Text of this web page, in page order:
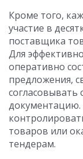
Кроме того,
участие в
поставщика
Для
оперативно
предложения,
согласовывать
товаров или
тендерам.